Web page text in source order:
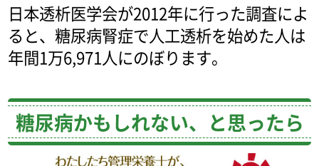
日本透析医学会が2012年に行った調査によ
ると、糖尿病腎症で人工透析を始めた人は
年間1万6,971人にのぼります。
糖尿病かもしれない、と思ったら